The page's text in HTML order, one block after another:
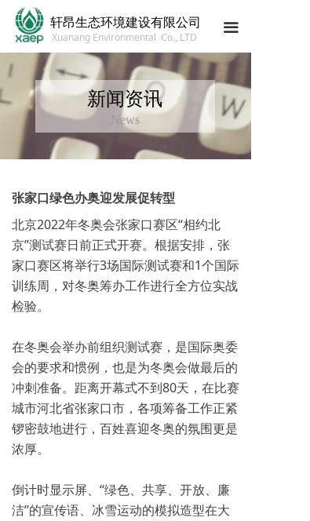
轩昂生态环境建设有限公司
Xuanang Environmental Co., LTD
끀
张家口绿色办奥迎发展促转型
北京2022年冬奥会张家口赛区“相约北
京”测试赛日前正式开赛。根据安排，张
家口赛区将举行3场国际测试赛和1个国际
训练周，对冬奥筹办工作进行全方位实战
检验。
在冬奥会举办前组织测试赛，是国际奥委
会的要求和惯例，也是为冬奥会做最后的
冲刺准备。距离开幕式不到80天，在比赛
城市河北省张家口市，各项筹备工作正紧
锣密鼓地进行，百姓喜迎冬奥的氛围更是
浓厚。
倒计时显示屏、“绿色、共享、开放、廉
洁”的宣传语、冰雪运动的模拟造型在大
新闻资讯
News